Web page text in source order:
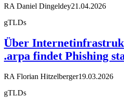
RA Daniel Dingeldey21.04.2026
gTLDs
Über
.arpa findet Phishing
RA Florian Hitzelberger19.03.2026
gTLDs